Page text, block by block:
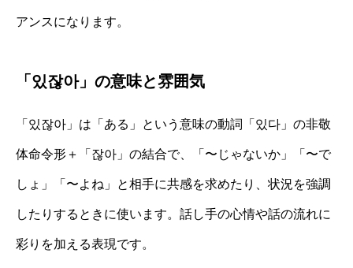
アンスになります。
「있잖아」の意味と雰囲気
「있잖아」は「ある」という意味の動詞「있다」の非敬
体命令形＋「잖아」の結合で、「〜じゃないか」「〜で
しょ」「〜よね」と相手に共感を求めたり、状況を強調
したりするときに使います。話し手の心情や話の流れに
彩りを加える表現です。